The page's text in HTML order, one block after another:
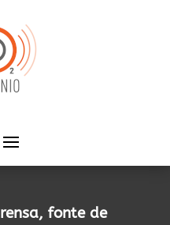
fonte de